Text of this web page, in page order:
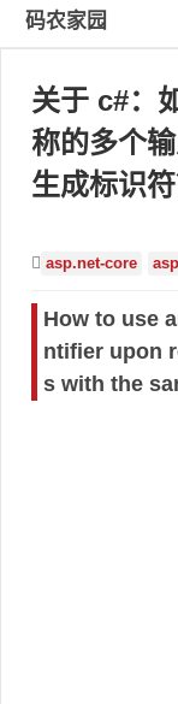
码农家园
关于 c#：
称的多个
生成标识符
asp.net-core
How to use
ntifier upon
s with the